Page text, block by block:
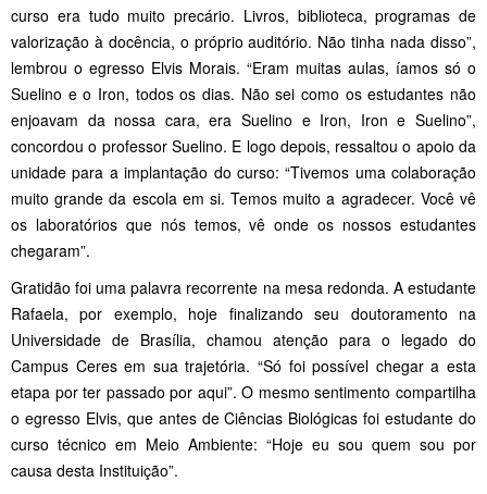
curso era tudo muito precário. Livros, biblioteca, programas de
valorização à docência, o próprio auditório. Não tinha nada disso”,
lembrou o egresso Elvis Morais. “Eram muitas aulas, íamos só o
Suelino e o Iron, todos os dias. Não sei como os estudantes não
enjoavam da nossa cara, era Suelino e Iron, Iron e Suelino”,
concordou o professor Suelino. E logo depois, ressaltou o apoio da
unidade para a implantação do curso: “Tivemos uma colaboração
muito grande da escola em si. Temos muito a agradecer. Você vê
os laboratórios que nós temos, vê onde os nossos estudantes
chegaram”.
Gratidão foi uma palavra recorrente na mesa redonda. A estudante
Rafaela, por exemplo, hoje finalizando seu doutoramento na
Universidade de Brasília, chamou atenção para o legado do
Campus Ceres em sua trajetória. “Só foi possível chegar a esta
etapa por ter passado por aqui”. O mesmo sentimento compartilha
o egresso Elvis, que antes de Ciências Biológicas foi estudante do
curso técnico em Meio Ambiente: “Hoje eu sou quem sou por
causa desta Instituição”.